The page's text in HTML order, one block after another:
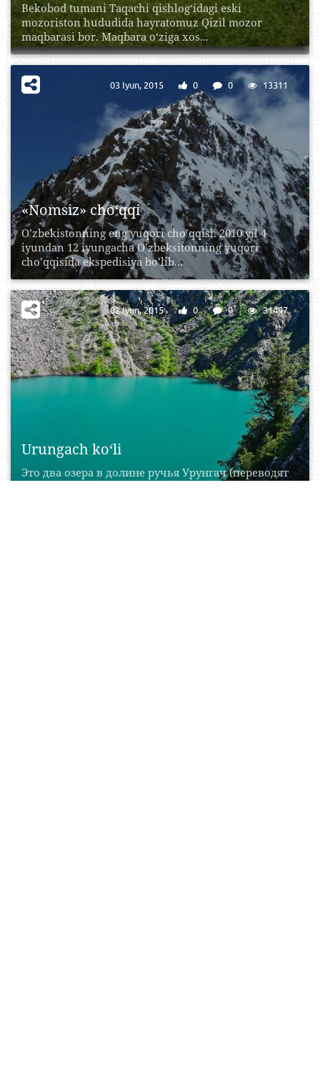
Bekobod tumani Taqachi qishlog‘idagi eski
mozoriston hududida hayratomuz Qizil mozor
maqbarasi bor. Maqbara o‘ziga xos...
«Nomsiz» cho‘qqi
O’zbеkistоnning eng yuqоri cho’qqisi. 2010 yil 4
iyundаn 12 iyungаchа O’zbеksitоnning yuqоri
cho’qqisidа ekspеdisiya bo’lib...
03 Iyun, 2015 0 0 13311
Urungach ko‘li
Это два озера в долине ручья Урунгач (переводят
02 Iyun, 2015 0 0 31497